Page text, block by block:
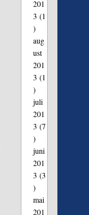
201
3 (1
)
aug
ust
201
3 (1
)
juli
201
3 (7
)
juni
201
3 (3
)
mai
201